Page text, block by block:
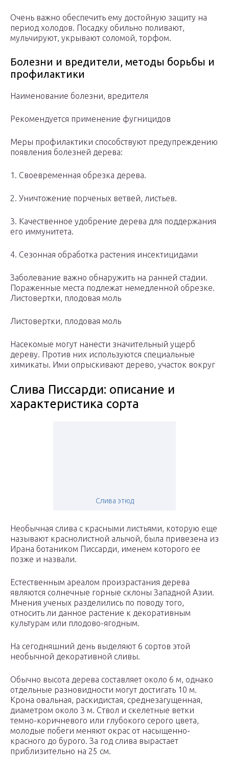
Очень важно обеспечить ему достойную защиту на
период холодов. Посадку обильно поливают,
мульчируют, укрывают соломой, торфом.
Болезни и вредители, методы борьбы и
профилактики
Наименование болезни, вредителя
Рекомендуется применение фугницидов
Меры профилактики способствуют предупреждению
появления болезней дерева:
1. Своевременная обрезка дерева.
2. Уничтожение порченых ветвей, листьев.
3. Качественное удобрение дерева для поддержания
его иммунитета.
4. Сезонная обработка растения инсектицидами
Заболевание важно обнаружить на ранней стадии.
Пораженные места подлежат немедленной обрезке.
Листовертки, плодовая моль
Листовертки, плодовая моль
Насекомые могут нанести значительный ущерб
дереву. Против них используются специальные
химикаты. Ими опрыскивают дерево, участок вокруг
Слива Писсарди: описание и
характеристика сорта
Слива этюд
Необычная слива с красными листьями, которую еще
называют краснолистной алычой, была привезена из
Ирана ботаником Писсарди, именем которого ее
позже и назвали.
Естественным ареалом произрастания дерева
являются солнечные горные склоны Западной Азии.
Мнения ученых разделились по поводу того,
относить ли данное растение к декоративным
культурам или плодово-ягодным.
На сегодняшний день выделяют 6 сортов этой
необычной декоративной сливы.
Обычно высота дерева составляет около 6 м, однако
отдельные разновидности могут достигать 10 м.
Крона овальная, раскидистая, среднезагущенная,
диаметром около 3 м. Ствол и скелетные ветки
темно-коричневого или глубокого серого цвета,
молодые побеги меняют окрас от насыщенно-
красного до бурого. За год слива вырастает
приблизительно на 25 см.